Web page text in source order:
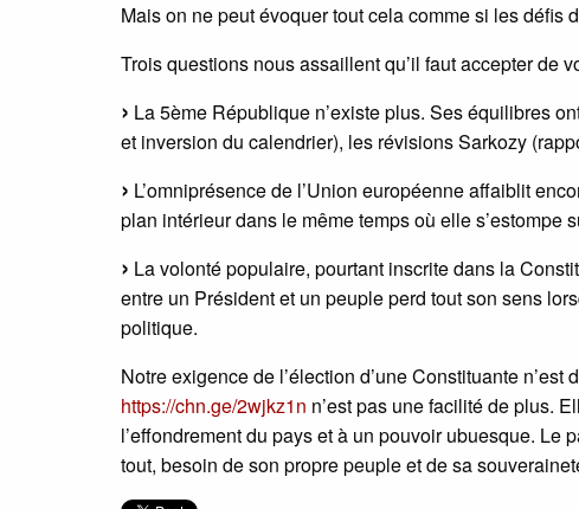
Mais on ne peut évoquer tout cela comme si les défis
Trois questions nous assaillent qu’il faut accepter de
La 5ème République n’existe plus. Ses équilibres
et inversion du calendrier), les révisions Sarkozy
L’omniprésence de l’Union européenne affaiblit
plan intérieur dans le même temps où elle s’estompe
La volonté populaire, pourtant inscrite dans la
entre un Président et un peuple perd tout son sens
politique.
Notre exigence de l’élection d’une Constituante
https://chn.ge/2wjkz1n n’est pas une facilité de plus.
l’effondrement du pays et à un pouvoir ubuesque. Le
tout, besoin de son propre peuple et de sa